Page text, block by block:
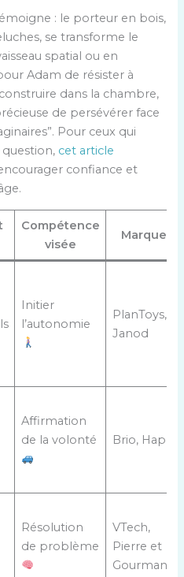
: le porteur en bois,
se transforme le
spatial ou en
Adam de résister à
dans la chambre,
de persévérer face
Pour ceux qui
cet article
confiance et
Compétence
visée
Marques
Initier
l’autonomie
PlanToys,
Janod
Affirmation
de la volonté
Brio, Hape
Résolution
de problème
VTech,
Pierre et
Gourmande